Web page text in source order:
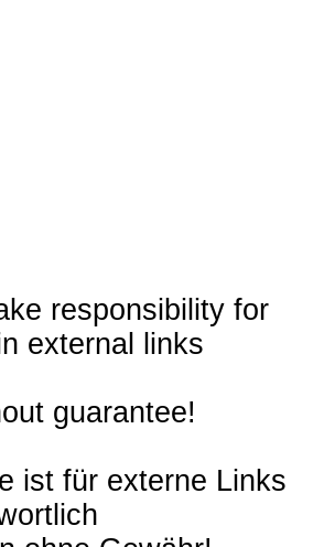
responsibility for
external links
guarantee!
ist für externe Links